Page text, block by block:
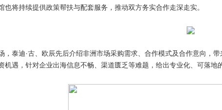
也将持续提供政策帮扶与配套服务，推动双方务实合作走深走实。
泰迪·古、欧辰先后介绍非洲市场采购需求、合作模式及合作意向，
机遇，针对企业出海信息不畅、渠道匮乏等难题，给出专业化、可落地